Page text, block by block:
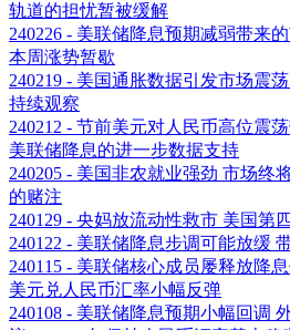
轨道的担忧暂被缓解
240226 - 美联储降息预期减弱带来
本周涨势暂歇
240219 - 美国通胀数据引发市场震
持续观察
240212 - 节前美元对人民币高位震
美联储降息的进一步数据支持
240205 - 美国非农就业强劲 市场终
的赌注
240129 - 央妈放流动性救市 美国第
240122 - 美联储降息步调可能放缓
240115 - 美联储核心成员屡释放降
美元兑人民币汇率小幅反弹
240108 - 美联储降息预期小幅回调